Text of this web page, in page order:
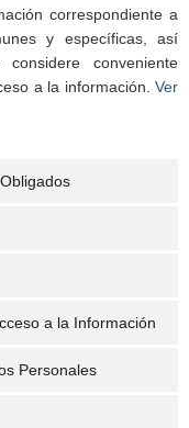
correspondiente a
y específicas, así
conveniente
a la información. Ver
a la Información
Personales